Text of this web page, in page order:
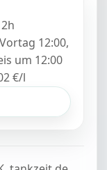
12:00,
um 12:00
€/l